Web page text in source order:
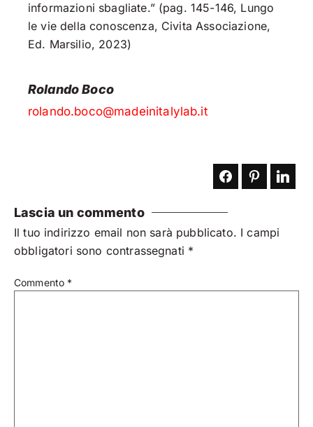
informazioni sbagliate.” (pag. 145-146, Lungo
le vie della conoscenza, Civita Associazione,
Ed. Marsilio, 2023)
Rolando Boco
rolando.boco@madeinitalylab.it
Lascia un commento
Il tuo indirizzo email non sarà pubblicato. I campi
obbligatori sono contrassegnati *
Commento *